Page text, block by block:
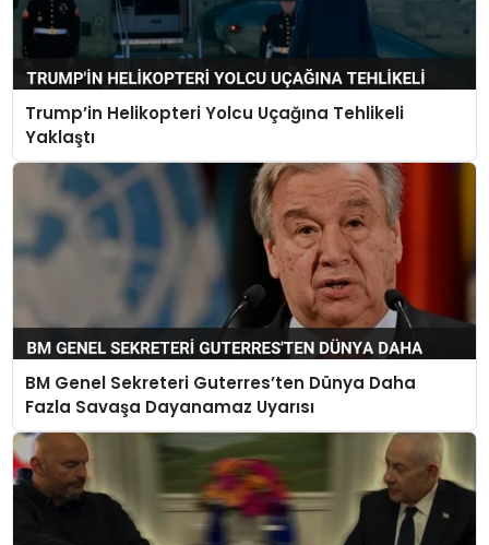
Trump’in Helikopteri Yolcu Uçağına Tehlikeli
Yaklaştı
BM Genel Sekreteri Guterres’ten Dünya Daha
Fazla Savaşa Dayanamaz Uyarısı